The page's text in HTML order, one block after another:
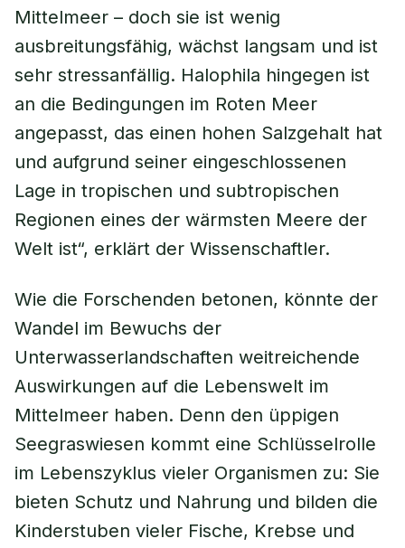
Mittelmeer – doch sie ist wenig
ausbreitungsfähig, wächst langsam und ist
sehr stressanfällig. Halophila hingegen ist
an die Bedingungen im Roten Meer
angepasst, das einen hohen Salzgehalt hat
und aufgrund seiner eingeschlossenen
Lage in tropischen und subtropischen
Regionen eines der wärmsten Meere der
Welt ist“, erklärt der Wissenschaftler.
Wie die Forschenden betonen, könnte der
Wandel im Bewuchs der
Unterwasserlandschaften weitreichende
Auswirkungen auf die Lebenswelt im
Mittelmeer haben. Denn den üppigen
Seegraswiesen kommt eine Schlüsselrolle
im Lebenszyklus vieler Organismen zu: Sie
bieten Schutz und Nahrung und bilden die
Kinderstuben vieler Fische, Krebse und